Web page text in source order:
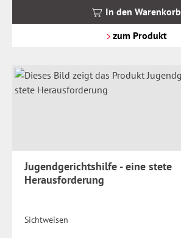
In den Warenkorb
zum Produkt
Jugendgerichtshilfe - eine stete
Herausforderung
Sichtweisen